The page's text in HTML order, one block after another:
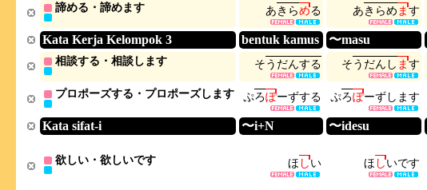
諦める・諦めます あき らめる あき らめ ます
Kata Kerja Kelompok 3 bentuk kamus 〜masu
相談する・相談します そう だんする そう だん し ます
プロポーズする・プロポーズします ぷろぽーずする ぷろぽーずし ます
Kata sifat-i 〜i+N 〜idesu
欲しい・欲しいです ほ しい ほ しいです